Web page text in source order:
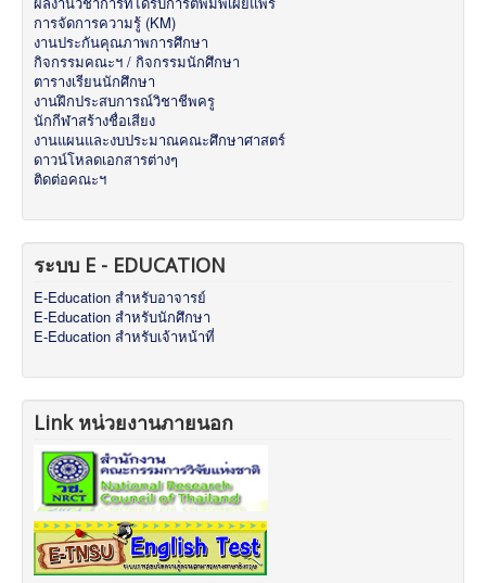
การจัดการความรู้ (KM)
งานประกันคุณภาพการศึกษา
กิจกรรมคณะฯ / กิจกรรมนักศึกษา
ตารางเรียนนักศึกษา
งานฝึกประสบการณ์วิชาชีพครู
นักกีฬาสร้างชื่อเสียง
งานแผนและงบประมาณคณะศึกษาศาสตร์
ดาวน์โหลดเอกสารต่างๆ
ติดต่อคณะฯ
ระบบ E - EDUCATION
E-Education สำหรับอาจารย์
E-Education สำหรับนักศึกษา
E-Education สำหรับเจ้าหน้าที่
Link หน่วยงานภายนอก